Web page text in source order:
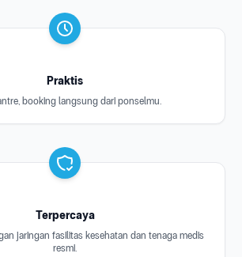
Praktis
booking langsung dari ponselmu.
Terpercaya
jaringan fasilitas kesehatan dan tenaga medis
resmi.